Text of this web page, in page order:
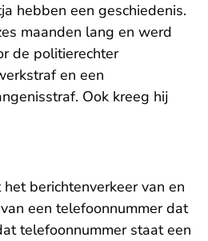
hebben een geschiedenis.
maanden lang en werd
de politierechter
en een
Ook kreeg hij
berichtenverkeer van en
een telefoonnummer dat
telefoonnummer staat een